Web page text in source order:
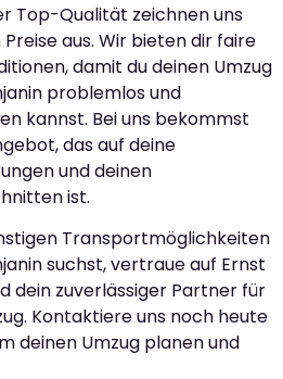
Top-Qualität zeichnen uns
aus. Wir bieten dir faire
damit du deinen Umzug
problemlos und
kannst. Bei uns bekommst
das auf deine
und deinen
ist.
Transportmöglichkeiten
suchst, vertraue auf Ernst
dein zuverlässiger Partner für
Kontaktiere uns noch heute
deinen Umzug planen und